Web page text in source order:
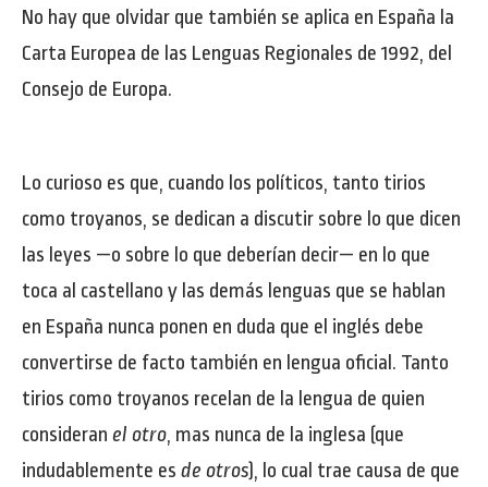
No hay que olvidar que también se aplica en España la
Carta Europea de las Lenguas Regionales de 1992, del
Consejo de Europa.
Lo curioso es que, cuando los políticos, tanto tirios
como troyanos, se dedican a discutir sobre lo que dicen
las leyes —o sobre lo que deberían decir— en lo que
toca al castellano y las demás lenguas que se hablan
en España nunca ponen en duda que el inglés debe
convertirse de facto también en lengua oficial. Tanto
tirios como troyanos recelan de la lengua de quien
consideran el otro, mas nunca de la inglesa (que
indudablemente es de otros), lo cual trae causa de que